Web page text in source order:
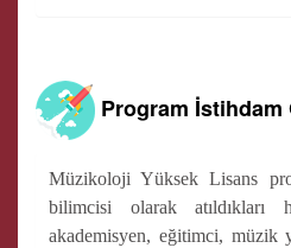
Program İstihdam
Müzikoloji Yüksek Lisans
bilimcisi olarak atıldıkları
akademisyen, eğitimci, müzik